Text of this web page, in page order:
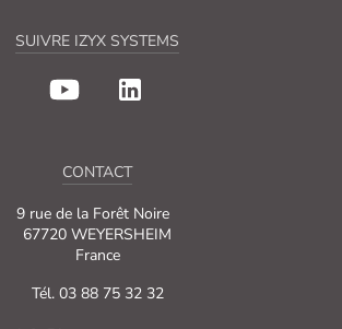
SUIVRE IZYX SYSTEMS
CONTACT
9 rue de la Forêt Noire
67720 WEYERSHEIM
France
Tél. 03 88 75 32 32